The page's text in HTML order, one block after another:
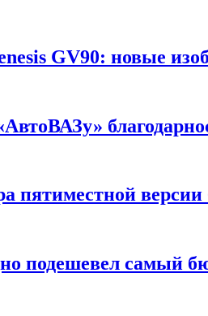
GV90: новые
пятиместной версии
подешевел самый